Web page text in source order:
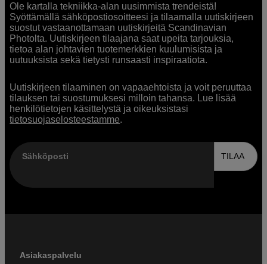
Ole kartalla tekniikka-alan uusimmista trendeistä!
Syöttämällä sähköpostiosoitteesi ja tilaamalla uutiskirjeen
suostut vastaanottamaan uutiskirjeitä Scandinavian
Photolta. Uutiskirjeen tilaajana saat upeita tarjouksia,
tietoa alan johtavien tuotemerkkien kuulumisista ja
uutuuksista sekä tietysti runsaasti inspiraatiota.
Uutiskirjeen tilaaminen on vapaaehtoista ja voit peruuttaa
tilauksen tai suostumuksesi milloin tahansa. Lue lisää
henkilötietojen käsittelystä ja oikeuksistasi
tietosuojaselosteestamme.
Sähköposti TILAA
Asiakaspalvelu